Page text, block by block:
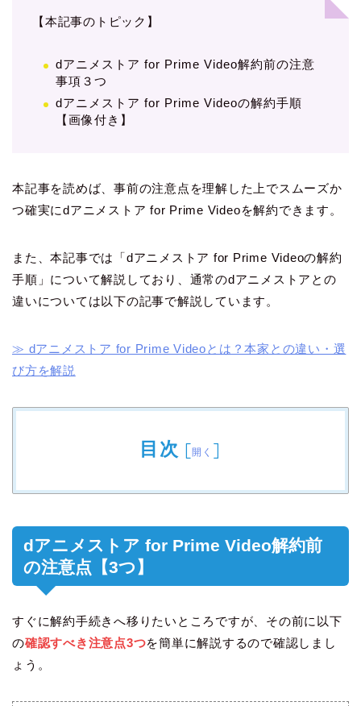
【本記事のトピック】
dアニメストア for Prime Video解約前の注意
事項３つ
dアニメストア for Prime Videoの解約手順
【画像付き】
本記事を読めば、事前の注意点を理解した上でスムーズか
つ確実にdアニメストア for Prime Videoを解約できます。
また、本記事では「dアニメストア for Prime Videoの解約
手順」について解説しており、通常のdアニメストアとの
違いについては以下の記事で解説しています。
≫ dアニメストア for Prime Videoとは？本家との違い・選
び方を解説
目次 [開く ]
dアニメストア for Prime Video解約前
の注意点【3つ】
すぐに解約手続きへ移りたいところですが、その前に以下
の確認すべき注意点3つを簡単に解説するので確認しまし
ょう。